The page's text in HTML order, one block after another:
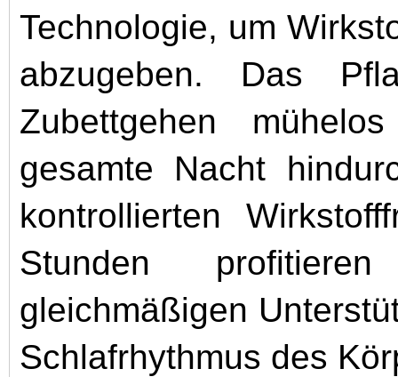
Technologie, um
abzugeben. Das
Zubettgehen
gesamte Nacht
kontrollierten
Stunden
gleichmäßigen
Schlafrhythmus des